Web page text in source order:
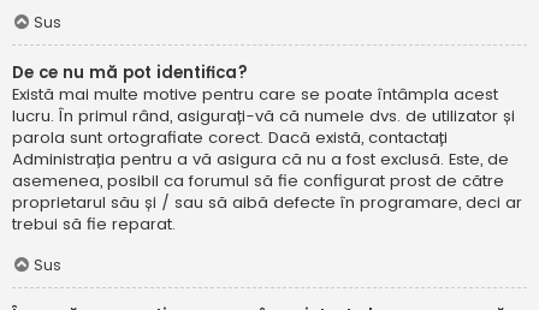
Sus
De ce nu mă pot identifica?
Există mai multe motive pentru care se poate întâmpla acest
lucru. În primul rând, asigurați-vă că numele dvs. de utilizator și
parola sunt ortografiate corect. Dacă există, contactați
Administrația pentru a vă asigura că nu a fost exclusă. Este, de
asemenea, posibil ca forumul să fie configurat prost de către
proprietarul său și / sau să aibă defecte în programare, deci ar
trebui să fie reparat.
Sus